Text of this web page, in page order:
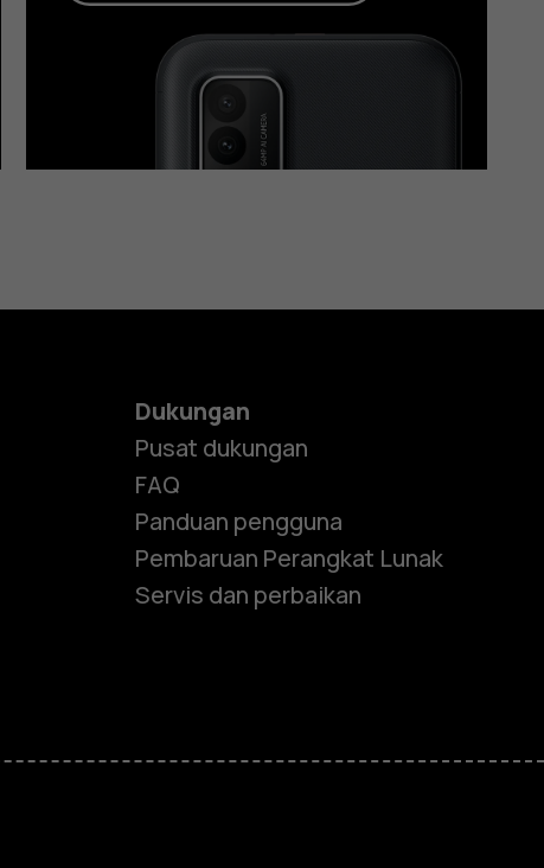
Dukungan
Pusat dukungan
FAQ
Panduan pengguna
Pembaruan Perangkat Lunak
Servis dan perbaikan